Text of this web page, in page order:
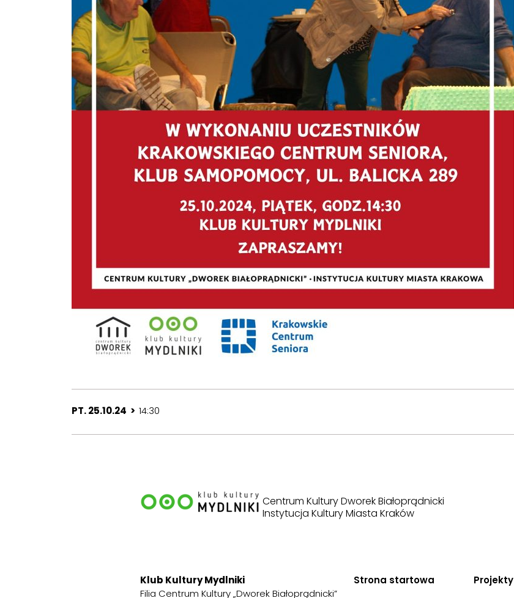
PT. 25.10.24 > 14:30
Centrum Kultury Dworek Białoprądnicki
Instytucja Kultury Miasta Kraków
Klub Kultury Mydlniki
Filia Centrum Kultury „Dworek Białoprądnicki”
Strona startowa Projekty